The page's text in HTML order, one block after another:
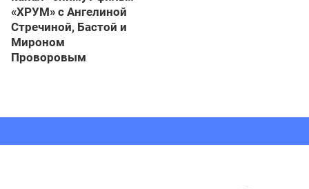
«ХРУМ» с Ангелиной
Стречиной, Бастой и
Мироном
Проворовым